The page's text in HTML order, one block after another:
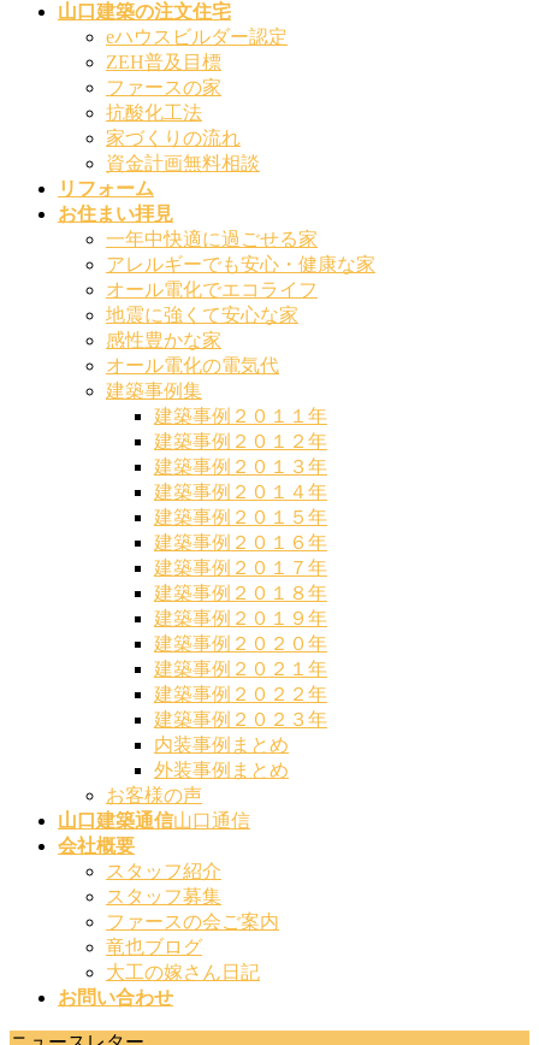
山口建築の注文住宅
eハウスビルダー認定
ZEH普及目標
ファースの家
抗酸化工法
家づくりの流れ
資金計画無料相談
リフォーム
お住まい拝見
一年中快適に過ごせる家
アレルギーでも安心・健康な家
オール電化でエコライフ
地震に強くて安心な家
感性豊かな家
オール電化の電気代
建築事例集
建築事例２０１１年
建築事例２０１２年
建築事例２０１３年
建築事例２０１４年
建築事例２０１５年
建築事例２０１６年
建築事例２０１７年
建築事例２０１８年
建築事例２０１９年
建築事例２０２０年
建築事例２０２１年
建築事例２０２２年
建築事例２０２３年
内装事例まとめ
外装事例まとめ
お客様の声
山口建築通信山口通信
会社概要
スタッフ紹介
スタッフ募集
ファースの会ご案内
竜也ブログ
大工の嫁さん日記
お問い合わせ